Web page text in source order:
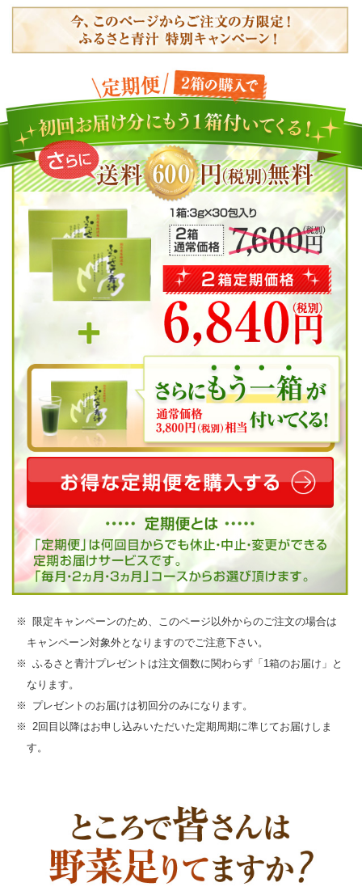
限定キャンペーンのため、このページ以外からのご注文の場合は
キャンペーン対象外となりますのでご注意下さい。
ふるさと青汁プレゼントは注文個数に関わらず「1箱のお届け」と
なります。
プレゼントのお届けは初回分のみになります。
2回目以降はお申し込みいただいた定期周期に準じてお届けしま
す。